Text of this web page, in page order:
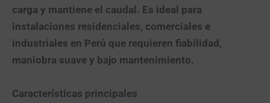
carga y mantiene el caudal. Es ideal para
instalaciones residenciales, comerciales e
industriales en Perú que requieren fiabilidad,
maniobra suave y bajo mantenimiento.
Características principales